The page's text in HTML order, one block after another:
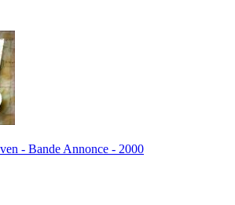
- Bande Annonce - 2000